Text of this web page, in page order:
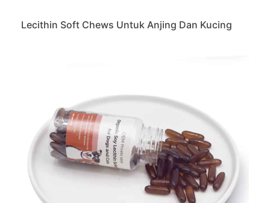
Lecithin Soft Chews Untuk Anjing Dan Kucing